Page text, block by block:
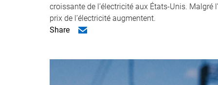
croissante de l’électricité aux États-Unis.
prix de l’électricité augmentent.
Share